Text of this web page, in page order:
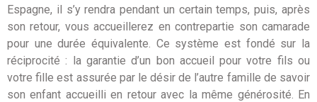
Espagne, il s’y rendra pendant un certain temps, puis, après
son retour, vous accueillerez en contrepartie son camarade
pour une durée équivalente. Ce système est fondé sur la
réciprocité : la garantie d’un bon accueil pour votre fils ou
votre fille est assurée par le désir de l’autre famille de savoir
son enfant accueilli en retour avec la même générosité. En